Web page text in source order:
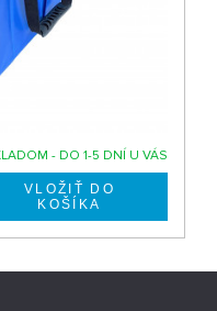
- DO 1-5 DNÍ U VÁS